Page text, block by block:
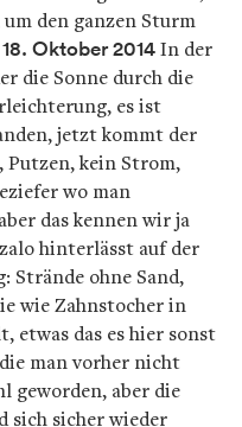
den ganzen Sturm
Oktober 2014In der
die Sonne durch die
es ist
jetzt kommt der
Putzen, kein Strom,
wo man
das kennen wir ja
hinterlässt auf der
Strände ohne Sand,
wie Zahnstocher in
etwas das es hier sonst
man vorher nicht
geworden, aber die
sich sicher wieder